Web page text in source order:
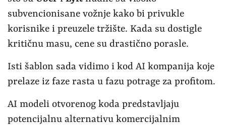
subvencionisane vožnje kako bi privukle
korisnike i preuzele tržište. Kada su dostigle
kritičnu masu, cene su drastično porasle.
Isti šablon sada vidimo i kod AI kompanija koje
prelaze iz faze rasta u fazu potrage za profitom.
AI modeli otvorenog koda predstavljaju
potencijalnu alternativu komercijalnim